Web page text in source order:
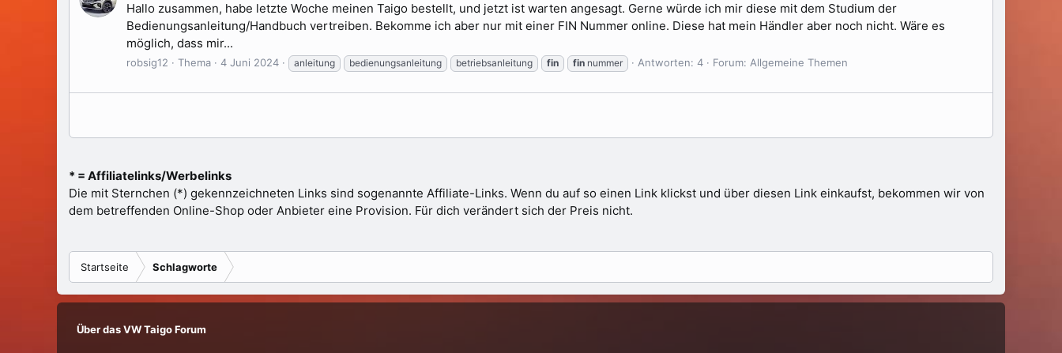
Hallo zusammen, habe letzte Woche meinen Taigo bestellt, und jetzt ist warten angesagt. Gerne würde ich mir diese mit dem Studium der
Bedienungsanleitung/Handbuch vertreiben. Bekomme ich aber nur mit einer FIN Nummer online. Diese hat mein Händler aber noch nicht. Wäre es
möglich, dass mir...
robsig12 Thema 4 Juni 2024 anleitung bedienungsanleitung betriebsanleitung fin fin nummer Antworten: 4 Forum: Allgemeine Themen
* = Affiliatelinks/Werbelinks
Die mit Sternchen (*) gekennzeichneten Links sind sogenannte Affiliate-Links. Wenn du auf so einen Link klickst und über diesen Link einkaufst, bekommen wir von
dem betreffenden Online-Shop oder Anbieter eine Provision. Für dich verändert sich der Preis nicht.
Startseite Schlagworte
Über das VW Taigo Forum